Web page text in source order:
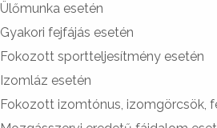
Ülőmunka esetén
Gyakori fejfájás esetén
Fokozott sportteljesítmény esetén
Izomláz esetén
Fokozott izomtónus, izomgörcsök,